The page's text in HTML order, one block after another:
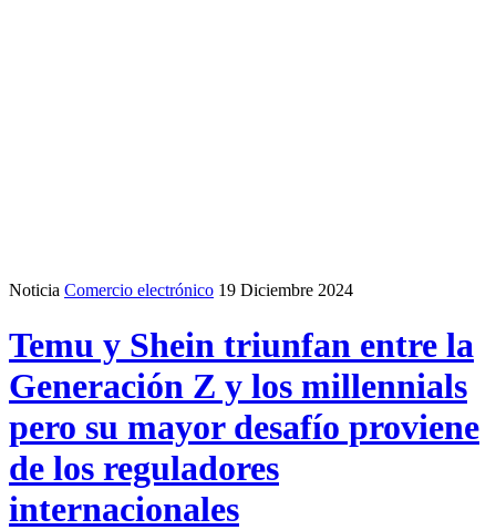
Noticia Comercio electrónico 19 Diciembre 2024
Temu y Shein triunfan entre la
Generación Z y los millennials
pero su mayor desafío proviene
de los reguladores
internacionales